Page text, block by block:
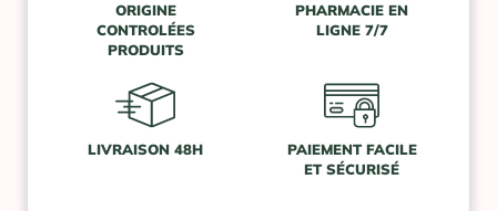
ORIGINE
CONTROLÉES
PRODUITS
PHARMACIE EN
LIGNE 7/7
LIVRAISON 48H
PAIEMENT FACILE
ET SÉCURISÉ